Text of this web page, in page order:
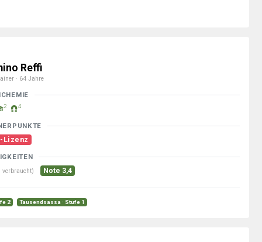
Reffi
· 64 Jahre
2 4
Lizenz
verbraucht) Note 3,4
2 Tausendsassa · Stufe 1